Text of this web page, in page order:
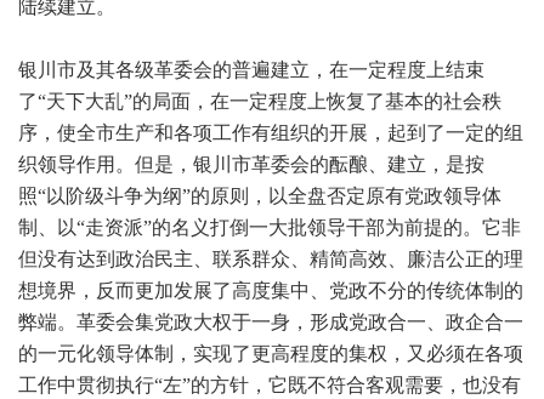
陆续建立。
银川市及其各级革委会的普遍建立，在一定程度上结束
了“天下大乱”的局面，在一定程度上恢复了基本的社会秩
序，使全市生产和各项工作有组织的开展，起到了一定的组
织领导作用。但是，银川市革委会的酝酿、建立，是按
照“以阶级斗争为纲”的原则，以全盘否定原有党政领导体
制、以“走资派”的名义打倒一大批领导干部为前提的。它非
但没有达到政治民主、联系群众、精简高效、廉洁公正的理
想境界，反而更加发展了高度集中、党政不分的传统体制的
弊端。革委会集党政大权于一身，形成党政合一、政企合一
的一元化领导体制，实现了更高程度的集权，又必须在各项
工作中贯彻执行“左”的方针，它既不符合客观需要，也没有